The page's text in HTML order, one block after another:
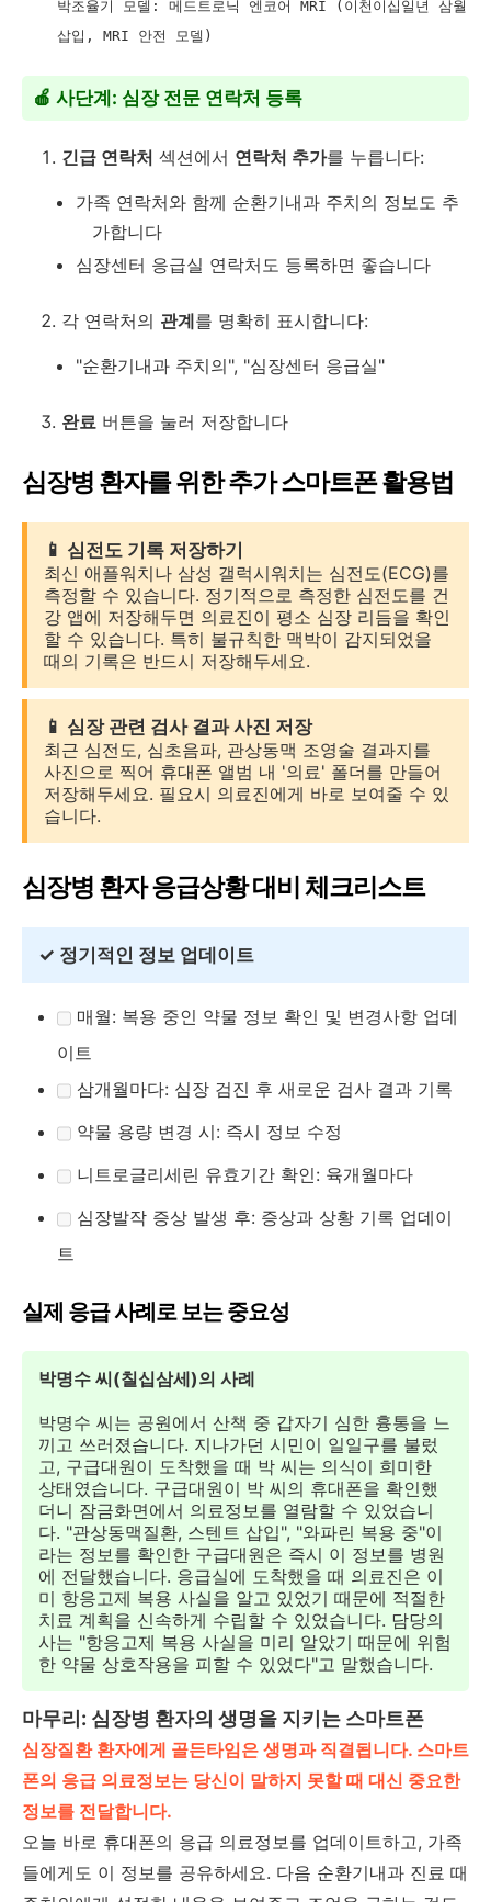
박조율기 모델: 메드트로닉 엔코어 MRI (이천이십일년 삼월
삽입, MRI 안전 모델)
🍎 사단계: 심장 전문 연락처 등록
긴급 연락처 섹션에서 연락처 추가를 누릅니다:
가족 연락처와 함께 순환기내과 주치의 정보도 추
가합니다
심장센터 응급실 연락처도 등록하면 좋습니다
각 연락처의 관계를 명확히 표시합니다:
"순환기내과 주치의", "심장센터 응급실"
완료 버튼을 눌러 저장합니다
심장병 환자를 위한 추가 스마트폰 활용법
📱 심전도 기록 저장하기
최신 애플워치나 삼성 갤럭시워치는 심전도(ECG)를
측정할 수 있습니다. 정기적으로 측정한 심전도를 건
강 앱에 저장해두면 의료진이 평소 심장 리듬을 확인
할 수 있습니다. 특히 불규칙한 맥박이 감지되었을
때의 기록은 반드시 저장해두세요.
📱 심장 관련 검사 결과 사진 저장
최근 심전도, 심초음파, 관상동맥 조영술 결과지를
사진으로 찍어 휴대폰 앨범 내 '의료' 폴더를 만들어
저장해두세요. 필요시 의료진에게 바로 보여줄 수 있
습니다.
심장병 환자 응급상황 대비 체크리스트
✓ 정기적인 정보 업데이트
매월: 복용 중인 약물 정보 확인 및 변경사항 업데
이트
삼개월마다: 심장 검진 후 새로운 검사 결과 기록
약물 용량 변경 시: 즉시 정보 수정
니트로글리세린 유효기간 확인: 육개월마다
심장발작 증상 발생 후: 증상과 상황 기록 업데이
트
실제 응급 사례로 보는 중요성
박명수 씨(칠십삼세)의 사례
박명수 씨는 공원에서 산책 중 갑자기 심한 흉통을 느
끼고 쓰러졌습니다. 지나가던 시민이 일일구를 불렀
고, 구급대원이 도착했을 때 박 씨는 의식이 희미한
상태였습니다. 구급대원이 박 씨의 휴대폰을 확인했
더니 잠금화면에서 의료정보를 열람할 수 있었습니
다. "관상동맥질환, 스텐트 삽입", "와파린 복용 중"이
라는 정보를 확인한 구급대원은 즉시 이 정보를 병원
에 전달했습니다. 응급실에 도착했을 때 의료진은 이
미 항응고제 복용 사실을 알고 있었기 때문에 적절한
치료 계획을 신속하게 수립할 수 있었습니다. 담당의
사는 "항응고제 복용 사실을 미리 알았기 때문에 위험
한 약물 상호작용을 피할 수 있었다"고 말했습니다.
마무리: 심장병 환자의 생명을 지키는 스마트폰
심장질환 환자에게 골든타임은 생명과 직결됩니다. 스마트
폰의 응급 의료정보는 당신이 말하지 못할 때 대신 중요한
정보를 전달합니다.
오늘 바로 휴대폰의 응급 의료정보를 업데이트하고, 가족
들에게도 이 정보를 공유하세요. 다음 순환기내과 진료 때